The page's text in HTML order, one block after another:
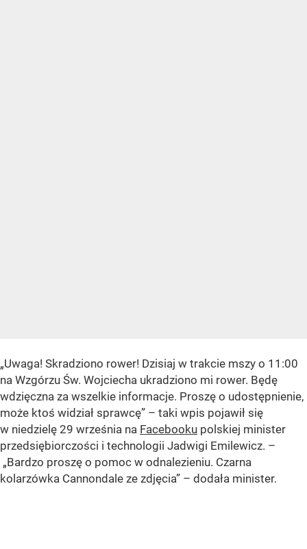
„Uwaga! Skradziono rower! Dzisiaj w trakcie mszy o 11:00
na Wzgórzu Św. Wojciecha ukradziono mi rower. Będę
wdzięczna za wszelkie informacje. Proszę o udostępnienie,
może ktoś widział sprawcę” – taki wpis pojawił się
w niedzielę 29 września na Facebooku polskiej minister
przedsiębiorczości i technologii Jadwigi Emilewicz. –
„Bardzo proszę o pomoc w odnalezieniu. Czarna
kolarzówka Cannondale ze zdjęcia” – dodała minister.